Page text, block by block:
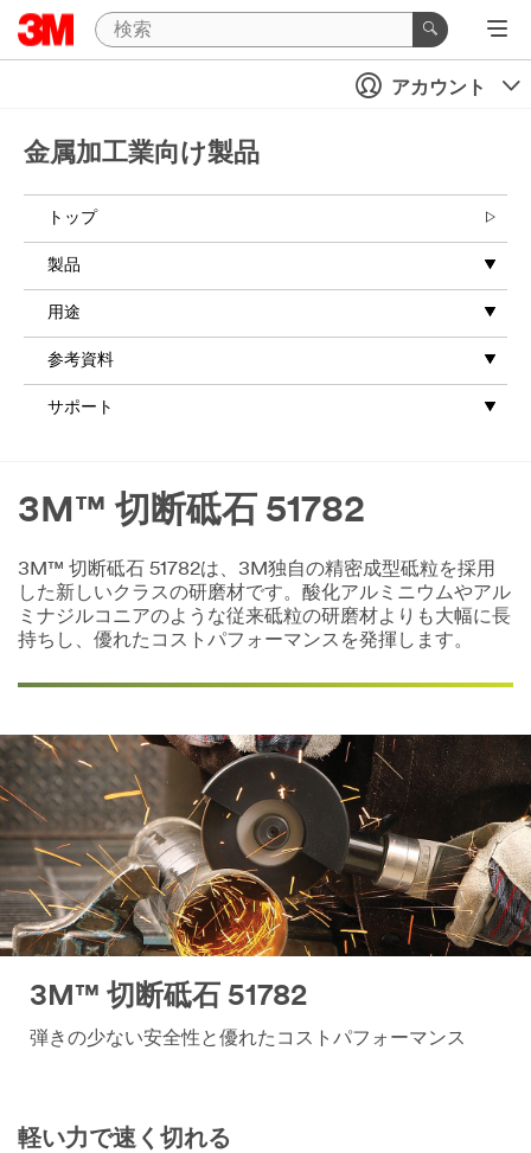
アカウント
金属加工業向け製品
トップ
製品
用途
参考資料
サポート
3M™ 切断砥石 51782
3M™ 切断砥石 51782は、3M独自の精密成型砥粒を採用
した新しいクラスの研磨材です。酸化アルミニウムやアル
ミナジルコニアのような従来砥粒の研磨材よりも大幅に長
持ちし、優れたコストパフォーマンスを発揮します。
3M™ 切断砥石 51782
弾きの少ない安全性と優れたコストパフォーマンス
軽い力で速く切れる